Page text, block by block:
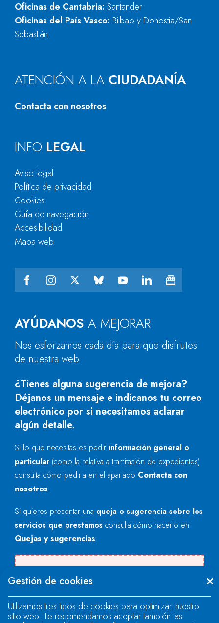
Oficinas de Cantabria: Santander
Oficinas del País Vasco: Bilbao y Donostia/San
Sebastián
ATENCIÓN A LA CIUDADANÍA
Contacta con nosotros
AYÚDANOS A MEJORAR
Nos esforzamos cada día para que disfrutes
de nuestra web.
¿Tienes alguna sugerencia de mejora?
Déjanos un mensaje e indícanos tu correo
electrónico por si necesitamos aclarar
algún detalle.
Si lo que necesitas es pedir información general o
particular (como la relativa a tramitación de expedientes)
consulta cómo pedirla en el apartado Contacta con
nosotros.
Si quieres presentar una queja o sugerencia sobre los
servicios que prestamos consulta cómo hacerlo en
Quejas y sugerencias.
"text".
INFO LEGAL
Aviso legal
Política de privacidad
Cookies
Guía de navegación
Accesibilidad
Mapa web
Gestión de cookies
Utilizamos tres tipos de cookies para optimizar nuestro
sitio web. Te recomendamos aceptar también las